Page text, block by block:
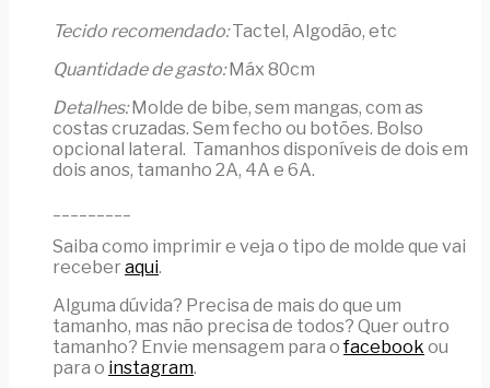
Tecido recomendado:Tactel, Algodão, etc
Quantidade de gasto:Máx 80cm
Detalhes:Molde de bibe, sem mangas, com as
costas cruzadas. Sem fecho ou botões. Bolso
opcional lateral. Tamanhos disponíveis de dois em
dois anos, tamanho 2A, 4A e 6A.
Saiba como imprimir e veja o tipo de molde que vai
receberaqui.
Alguma dúvida? Precisa de mais do que um
tamanho, mas não precisa de todos? Quer outro
tamanho? Envie mensagem para ofacebook ou
para o instagram.